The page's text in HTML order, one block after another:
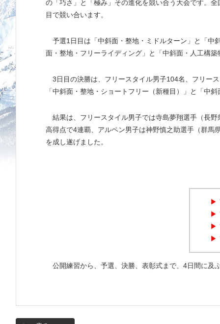
の「巧さ」と「極み」その進化を競い合う大会です。
目で競い合います。
予選1日目は「中斜面・整地・ミドルターン」と「中
面・整地・フリーライディング」と「中斜面・人工構
3日目の決勝は、フリースタイル男子104名、フリー
「中斜面・整地・ショートフリー（新種目）」と「中
結果は、フリースタイル男子では寺島夢翔選手（長
高得点で4連覇、アルペン男子は神野慎之助選手（群馬
を成し遂げました。
公開練習から、予選、決勝、表彰式まで、4日間に及